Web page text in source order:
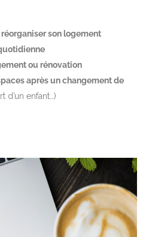
son logement
ou rénovation
après un changement de
d’un enfant…)